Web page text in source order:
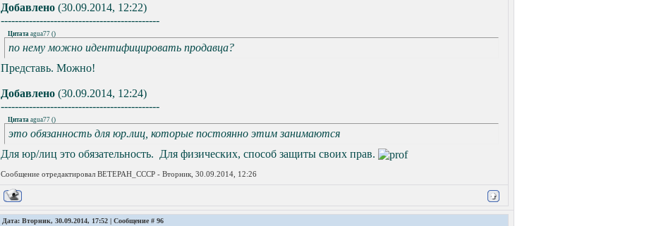
Добавлено (30.09.2014, 12:22)
---------------------------------------------
Цитата agua77 ()
по нему можно идентифицировать продавца?
Представь. Можно!
Добавлено (30.09.2014, 12:24)
---------------------------------------------
Цитата agua77 ()
это обязанность для юр.лиц, которые постоянно этим занимаются
Для юр/лиц это обязательность. Для физических, способ защиты своих прав.
Сообщение отредактировал BETEPAH_CCCP - Вторник, 30.09.2014, 12:26
Дата: Вторник, 30.09.2014, 17:52 | Сообщение # 96